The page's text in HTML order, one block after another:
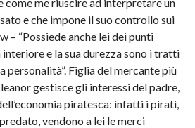
e che impone il suo controllo sui
– “Possiede anche lei dei punti
e la sua durezza sono i tratti
personalità”. Figlia del mercante più
gestisce gli interessi del padre,
piratesca: infatti i pirati,
vendono a lei le merci